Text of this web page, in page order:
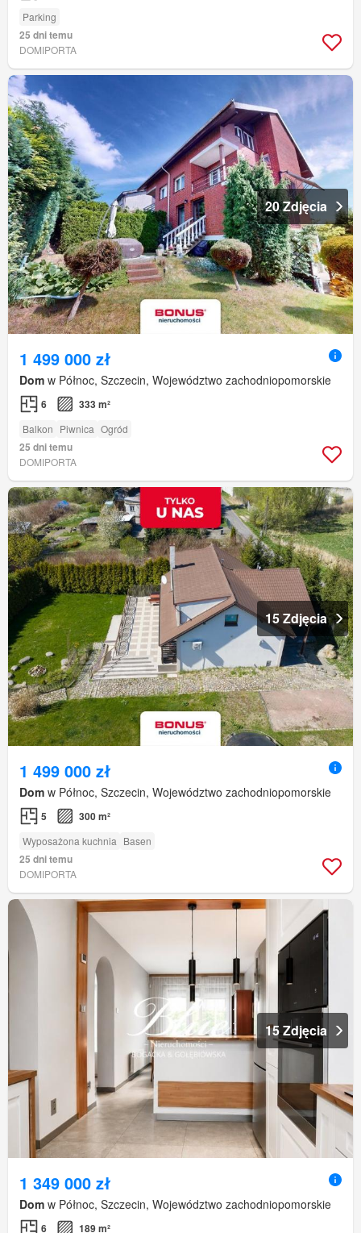
Parking
25 dni temu
DOMIPORTA
20 Zdjęcia
1 499 000 zł
Dom w Północ, Szczecin, Województwo zachodniopomorskie
6 333 m²
Balkon Piwnica Ogród
25 dni temu
DOMIPORTA
15 Zdjęcia
1 499 000 zł
Dom w Północ, Szczecin, Województwo zachodniopomorskie
5 300 m²
Wyposażona kuchnia Basen
25 dni temu
DOMIPORTA
15 Zdjęcia
1 349 000 zł
Dom w Północ, Szczecin, Województwo zachodniopomorskie
6 189 m²